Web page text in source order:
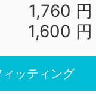
1,760 円
1,600 円
ッティング